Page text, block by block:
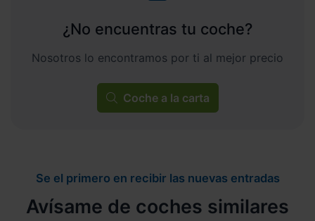
¿No encuentras tu coche?
Nosotros lo encontramos por ti al mejor precio
Coche a la carta
Se el primero en recibir las nuevas entradas
Avísame de coches similares